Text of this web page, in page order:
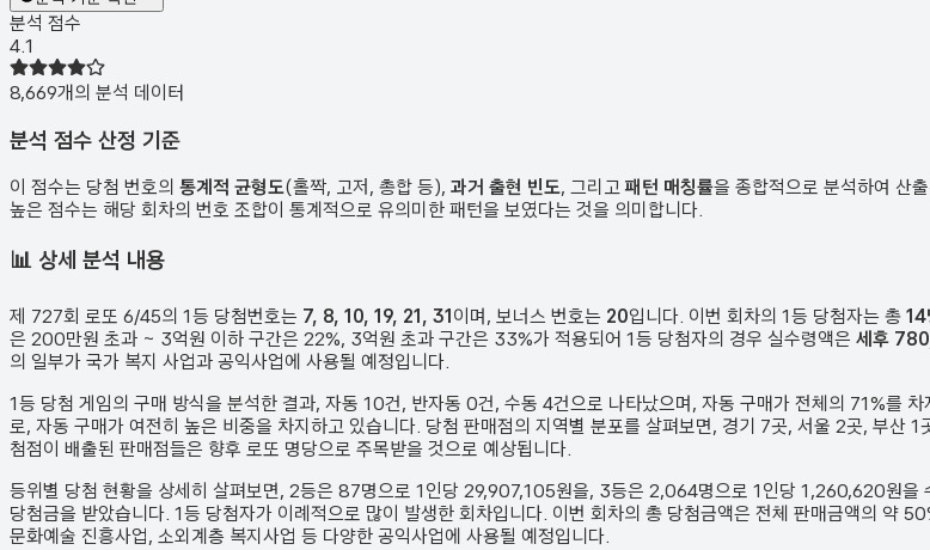
분석 점수
4.1
8,669개의 분석 데이터
분석 점수 산정 기준
이 점수는 당첨 번호의 통계적 균형도(홀짝, 고저, 총합 등), 과거 출현 빈도, 그리고 패턴 매칭률을 종합적으로 분석하여 산
높은 점수는 해당 회차의 번호 조합이 통계적으로 유의미한 패턴을 보였다는 것을 의미합니다.
📊 상세 분석 내용
제 727회 로또 6/45의 1등 당첨번호는 7, 8, 10, 19, 21, 31이며, 보너스 번호는 20입니다. 이번 회차의 1등 당첨자는 총 14
은 200만원 초과 ~ 3억원 이하 구간은 22%, 3억원 초과 구간은 33%가 적용되어 1등 당첨자의 경우 실수령액은 세후
의 일부가 국가 복지 사업과 공익사업에 사용될 예정입니다.
1등 당첨 게임의 구매 방식을 분석한 결과, 자동 10건, 반자동 0건, 수동 4건 으로 나타났으며, 자동 구매가 전체의 71%를 차
로, 자동 구매가 여전히 높은 비중을 차지하고 있습니다. 당첨 판매점의 지역별 분포를 살펴보면, 경기 7곳, 서울 2곳, 부산 1
첨점이 배출된 판매점들은 향후 로또 명당으로 주목받을 것으로 예상됩니다.
등위별 당첨 현황을 상세히 살펴보면, 2등은 87명으로 1인당 29,907,105원을, 3등은 2,064명으로 1인당 1,260,620원을
당첨금을 받았습니다. 1등 당첨자가 이례적으로 많이 발생한 회차입니다. 이번 회차의 총 당첨금액은 전체 판매금액의 약
문화예술 진흥사업, 소외계층 복지사업 등 다양한 공익사업에 사용될 예정입니다.